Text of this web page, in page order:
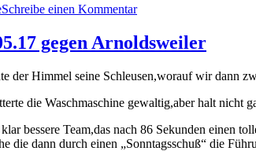
Schreibe einen Kommentarzu
beim
VfVuJ1902
e.V.
gegen Arnoldsweiler
der Himmel seine Schleusen,worauf wir dann
die Waschmaschine gewaltig,aber halt nicht
bessere Team,das nach 86 Sekunden einen
die dann durch einen „Sonntagsschuß“ die